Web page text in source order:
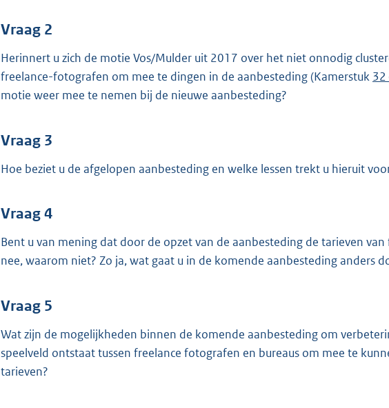
:
3
6
Vraag 2
Herinnert u zich de motie Vos/Mulder uit 2017 over het niet onnodig
freelance-fotografen om mee te dingen in de aanbesteding (Kamerstuk 32
motie weer mee te nemen bij de nieuwe aanbesteding?
Vraag 3
Hoe beziet u de afgelopen aanbesteding en welke lessen trekt u hieruit
Vraag 4
Bent u van mening dat door de opzet van de aanbesteding de tarieven
nee, waarom niet? Zo ja, wat gaat u in de komende aanbesteding anders
Vraag 5
Wat zijn de mogelijkheden binnen de komende aanbesteding om
speelveld ontstaat tussen freelance fotografen en bureaus om mee te
tarieven?